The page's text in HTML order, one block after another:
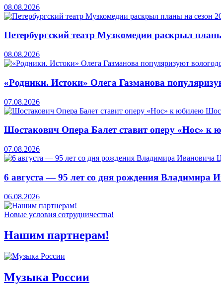
08.08.2026
Петербургский театр Музкомедии раскрыл
08.08.2026
«Родники. Истоки» Олега Газманова
07.08.2026
Шостакович Опера Балет ставит оперу «Нос» к
07.08.2026
6 августа — 95 лет со дня рождения Владимира
06.08.2026
Новые условия сотрудничества!
Нашим партнерам!
Музыка России